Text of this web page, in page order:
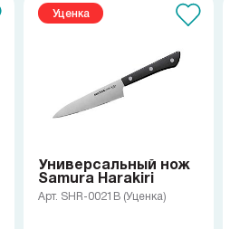
Уценка
Универсальный нож
Samura Harakiri
Арт. SHR-0021B (Уценка)